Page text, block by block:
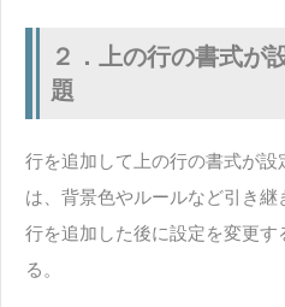
２．上の行の書式が
題
行を追加して上の行の書式が設
は、背景色やルールなど引き
行を追加した後に設定を変更
る。